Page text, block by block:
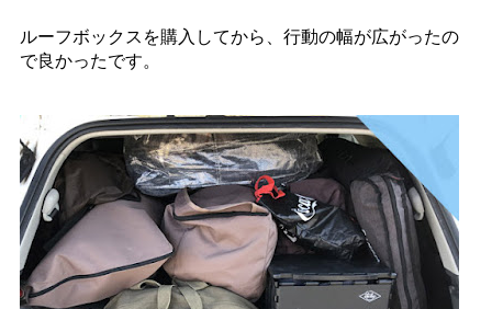
ルーフボックスを購入してから、行動の幅が広がったの
で良かったです。